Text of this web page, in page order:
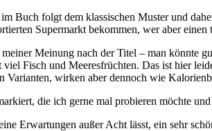
Buch folgt dem klassischen Muster und
Supermarkt bekommen, wer aber
Meinung nach der Titel – man könnte
Fisch und Meeresfrüchten. Das ist hier
Varianten, wirken aber dennoch wie
die ich gerne mal probieren möchte
Erwartungen außer Acht lässt, ein sehr